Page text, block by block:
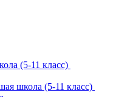
(5-11 класс)
школа (5-11 класс)